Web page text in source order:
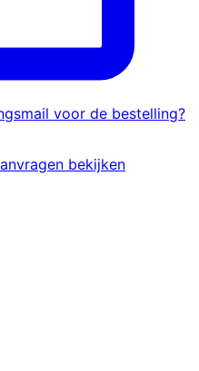
voor de bestelling?
bekijken